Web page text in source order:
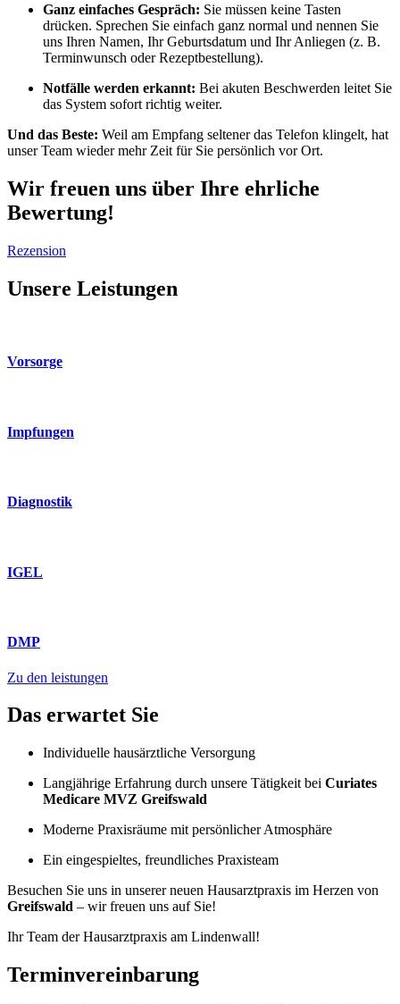
Ganz einfaches Gespräch: Sie müssen keine Tasten
drücken. Sprechen Sie einfach ganz normal und nennen Sie
uns Ihren Namen, Ihr Geburtsdatum und Ihr Anliegen (z. B.
Terminwunsch oder Rezeptbestellung).
Notfälle werden erkannt: Bei akuten Beschwerden leitet Sie
das System sofort richtig weiter.
Und das Beste: Weil am Empfang seltener das Telefon klingelt, hat
unser Team wieder mehr Zeit für Sie persönlich vor Ort.
Wir freuen uns über Ihre ehrliche
Bewertung!
Rezension
Unsere Leistungen
Vorsorge
Impfungen
Diagnostik
IGEL
DMP
Zu den leistungen
Das erwartet Sie
Individuelle hausärztliche Versorgung
Langjährige Erfahrung durch unsere Tätigkeit bei Curiates
Medicare MVZ Greifswald
Moderne Praxisräume mit persönlicher Atmosphäre
Ein eingespieltes, freundliches Praxisteam
Besuchen Sie uns in unserer neuen Hausarztpraxis im Herzen von
Greifswald – wir freuen uns auf Sie!
Ihr Team der Hausarztpraxis am Lindenwall!
Terminvereinbarung